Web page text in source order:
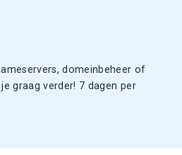
domeinbeheer of
graag verder! 7 dagen per